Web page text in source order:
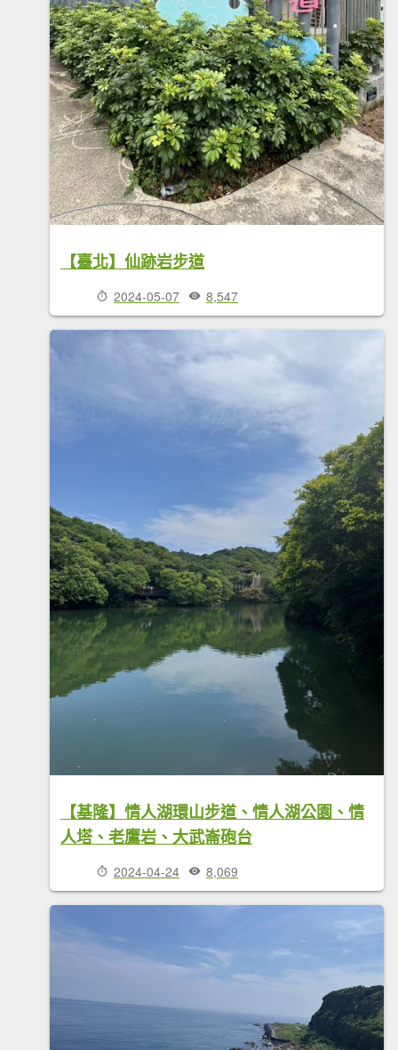
【臺北】仙跡岩步道
2024-05-07 8,547
【基隆】情人湖環山步道、情人湖公園、情
人塔、老鷹岩、大武崙砲台
2024-04-24 8,069